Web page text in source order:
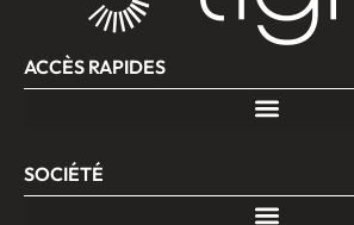
ACCÈS RAPIDES
SOCIÉTÉ